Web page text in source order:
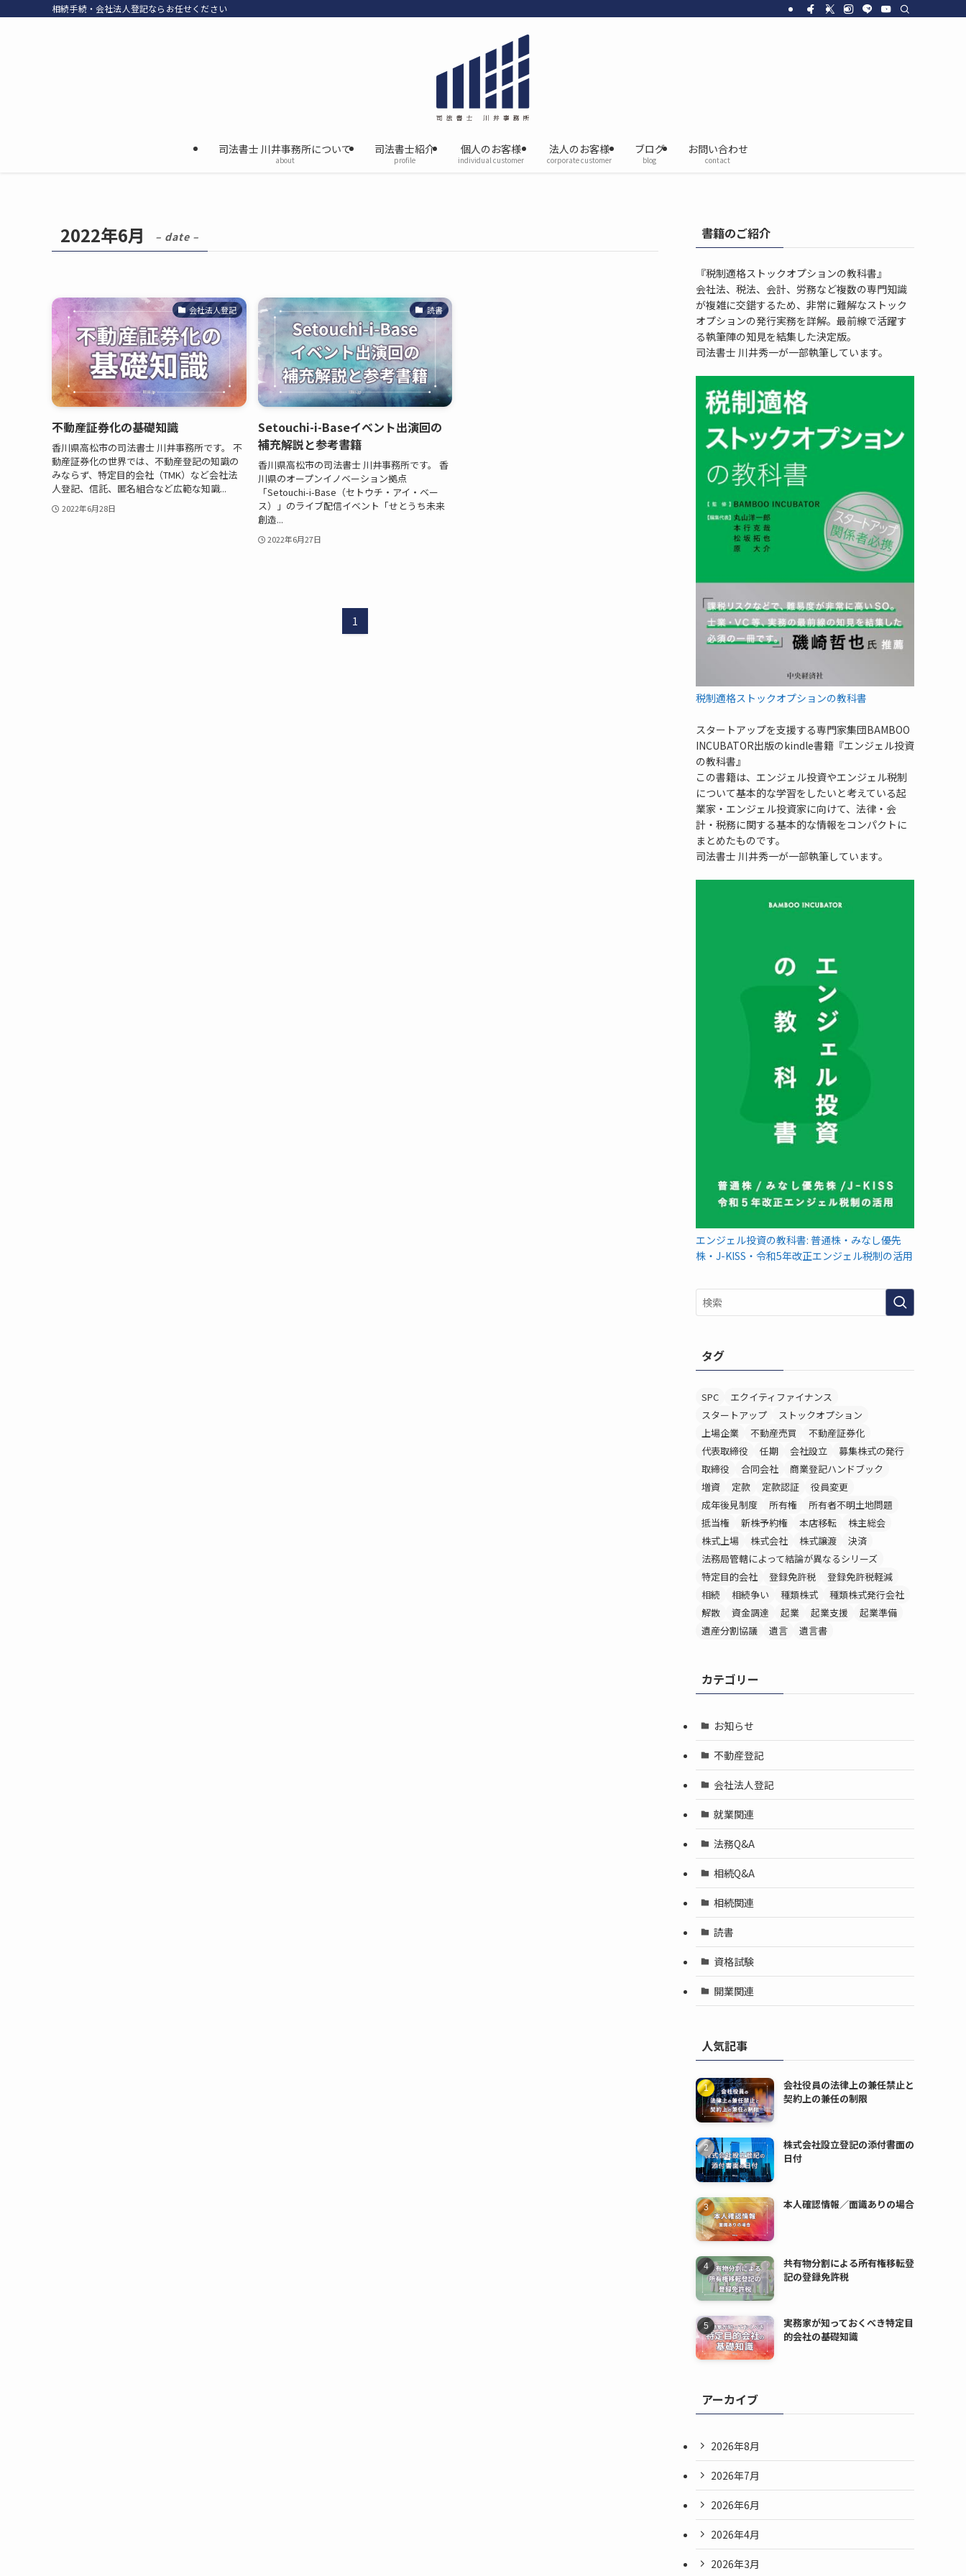
相続手続・会社法人登記ならお任せください
司法書士 川井事務所について
about
司法書士紹介
profile
個人のお客様
individual customer
法人のお客様
corporate customer
ブログ
blog
お問い合わせ
contact
2022年6月 – date –
会社法人登記
不動産証券化の基礎知識
香川県高松市の司法書士 川井事務所です。 不
動産証券化の世界では、不動産登記の知識の
みならず、特定目的会社（TMK）など会社法
人登記、信託、匿名組合など広範な知識...
2022年6月28日
読書
Setouchi-i-Baseイベント出演回の
補充解説と参考書籍
香川県高松市の司法書士 川井事務所です。 香
川県のオープンイノベーション拠点
「Setouchi-i-Base（セトウチ・アイ・ベー
ス）」のライブ配信イベント「せとうち未来
創造...
2022年6月27日
1
書籍のご紹介
『税制適格ストックオプションの教科書』
会社法、税法、会計、労務など複数の専門知識
が複雑に交錯するため、非常に難解なストック
オプションの発行実務を詳解。最前線で活躍す
る執筆陣の知見を結集した決定版。
司法書士 川井秀一が一部執筆しています。
税制適格ストックオプションの教科書
スタートアップを支援する専門家集団BAMBOO
INCUBATOR出版のkindle書籍『エンジェル投資
の教科書』
この書籍は、エンジェル投資やエンジェル税制
について基本的な学習をしたいと考えている起
業家・エンジェル投資家に向けて、法律・会
計・税務に関する基本的な情報をコンパクトに
まとめたものです。
司法書士 川井秀一が一部執筆しています。
エンジェル投資の教科書: 普通株・みなし優先
株・J-KISS・令和5年改正エンジェル税制の活用
タグ
SPC
エクイティファイナンス
スタートアップ
ストックオプション
上場企業
不動産売買
不動産証券化
代表取締役
任期 会社設立
募集株式の発行
取締役
合同会社
商業登記ハンドブック
増資
定款 定款認証
役員変更
成年後見制度
所有権
所有者不明土地問題
抵当権
新株予約権 本店移転
株主総会
株式上場
株式会社 株式譲渡
決済
法務局管轄によって結論が異なるシリーズ
特定目的会社
登録免許税
登録免許税軽減
相続
相続争い 種類株式
種類株式発行会社
解散
資金調達 起業 起業支援
起業準備
遺産分割協議
遺言 遺言書
カテゴリー
お知らせ
不動産登記
会社法人登記
就業関連
法務Q&A
相続Q&A
相続関連
読書
資格試験
開業関連
人気記事
会社役員の法律上の兼任禁止と
契約上の兼任の制限
株式会社設立登記の添付書面の
日付
本人確認情報／面識ありの場合
共有物分割による所有権移転登
記の登録免許税
実務家が知っておくべき特定目
的会社の基礎知識
アーカイブ
2026年8月
2026年7月
2026年6月
2026年4月
2026年3月